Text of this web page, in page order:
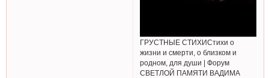
ГРУСТНЫЕ СТИХИСтихи о
жизни и смерти, о близком и
родном, для души | Форум
СВЕТЛОЙ ПАМЯТИ ВАДИМА